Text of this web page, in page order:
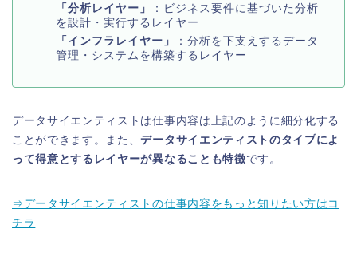
「分析レイヤー」
：ビジネス要件に基づいた分析
を設計・実行するレイヤー
「インフラレイヤー」
：分析を下支えするデータ
管理・システムを構築するレイヤー
データサイエンティストは仕事内容は上記のように細分化する
ことができます。また、データサイエンティストのタイプによ
って得意とするレイヤーが異なることも特徴です。
⇒データサイエンティストの仕事内容をもっと知りたい方はコ
チラ